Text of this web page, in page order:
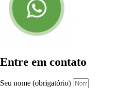
Entre em contato
Seu nome (obrigatório)